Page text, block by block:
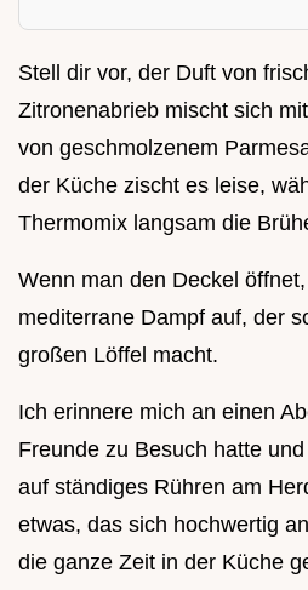
Stell dir vor, der Duft von
Zitronenabrieb mischt sich
von geschmolzenem
der Küche zischt es leise,
Thermomix langsam die
Wenn man den Deckel
mediterrane Dampf auf, der
großen Löffel macht.
Ich erinnere mich an einen
Freunde zu Besuch hatte
auf ständiges Rühren am
etwas, das sich hochwertig
die ganze Zeit in der Küche